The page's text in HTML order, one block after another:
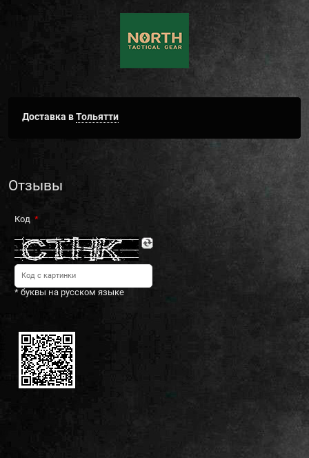
Доставка вТольятти
Отзывы
Код
* буквы на русском языке